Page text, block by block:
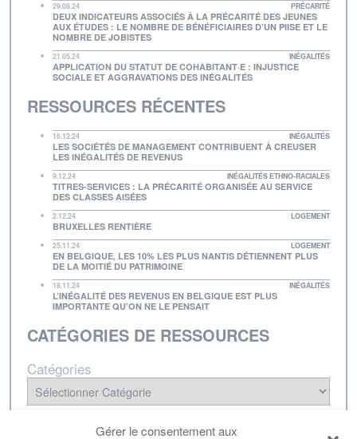
Gérer le consentement aux
29.08.24 PRÉCARITÉ
DEUX INDICATEURS ASSOCIÉS À LA PRÉCARITÉ DES JEUNES
AUX ÉTUDES : LE NOMBRE DE BÉNÉFICIAIRES D’UN PIISE ET LE
NOMBRE DE JOBISTES
21.05.24 INÉGALITÉS
APPLICATION DU STATUT DE COHABITANT·E : INJUSTICE
SOCIALE ET AGGRAVATIONS DES INÉGALITÉS
RESSOURCES RÉCENTES
16.12.24 INÉGALITÉS
LES SOCIÉTÉS DE MANAGEMENT CONTRIBUENT À CREUSER
LES INÉGALITÉS DE REVENUS
9.12.24 INÉGALITÉS ETHNO-RACIALES
TITRES-SERVICES : LA PRÉCARITÉ ORGANISÉE AU SERVICE
DES CLASSES AISÉES
2.12.24 LOGEMENT
BRUXELLES RENTIÈRE
25.11.24 LOGEMENT
EN BELGIQUE, LES 10% LES PLUS NANTIS DÉTIENNENT PLUS
DE LA MOITIÉ DU PATRIMOINE
18.11.24 INÉGALITÉS
L’INÉGALITÉ DES REVENUS EN BELGIQUE EST PLUS
IMPORTANTE QU’ON NE LE PENSAIT
CATÉGORIES DE RESSOURCES
Catégories
NEWSLETTER